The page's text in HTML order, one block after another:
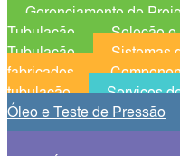
Gerenciamento de
Tubulação
Seleção
Tubulação
Sistemas
fabricados
tubulação
Serviços
Óleo e Teste de Pressão